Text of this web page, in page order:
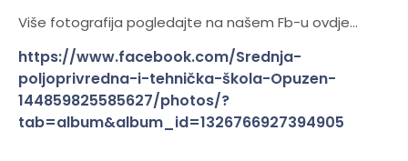
Više fotografija pogledajte na našem Fb-u ovdje…
https://www.facebook.com/Srednja-
poljoprivredna-i-tehnička-škola-Opuzen-
144859825585627/photos/?
tab=album&album_id=1326766927394905